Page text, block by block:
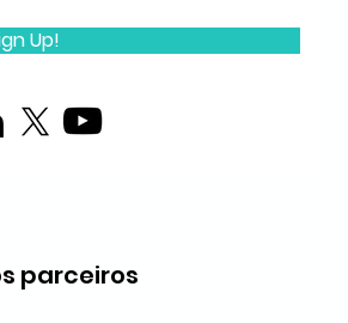
Up!
parceiros